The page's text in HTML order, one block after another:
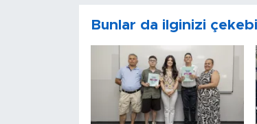
Bunlar da ilginizi